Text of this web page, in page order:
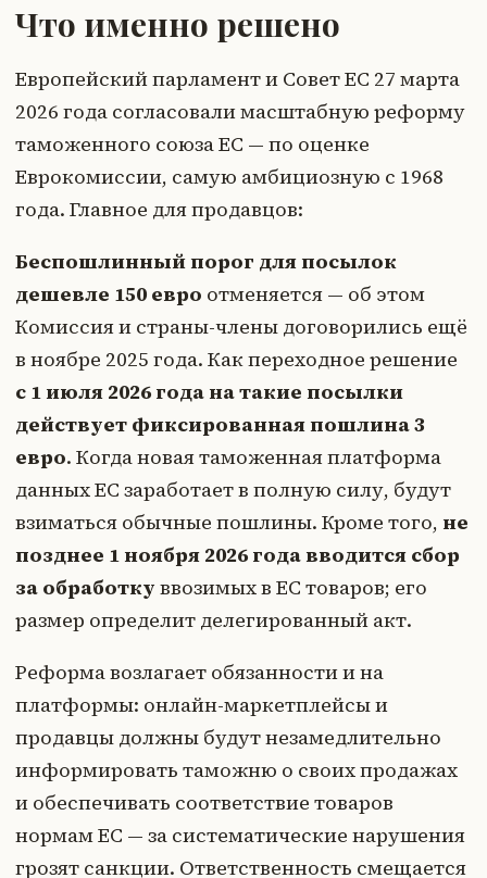
Что именно решено
Европейский парламент и Совет ЕС 27 марта
2026 года согласовали масштабную реформу
таможенного союза ЕС — по оценке
Еврокомиссии, самую амбициозную с 1968
года. Главное для продавцов:
Беспошлинный порог для посылок
дешевле 150 евро отменяется — об этом
Комиссия и страны-члены договорились ещё
в ноябре 2025 года. Как переходное решение
с 1 июля 2026 года на такие посылки
действует фиксированная пошлина 3
евро. Когда новая таможенная платформа
данных ЕС заработает в полную силу, будут
взиматься обычные пошлины. Кроме того, не
позднее 1 ноября 2026 года вводится сбор
за обработку ввозимых в ЕС товаров; его
размер определит делегированный акт.
Реформа возлагает обязанности и на
платформы: онлайн-маркетплейсы и
продавцы должны будут незамедлительно
информировать таможню о своих продажах
и обеспечивать соответствие товаров
нормам ЕС — за систематические нарушения
грозят санкции. Ответственность смещается